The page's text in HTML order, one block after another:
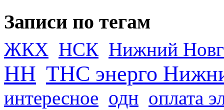
Записи по тегам
ЖКХ НСК Нижний
НН ТНС энерго
интересное одн оплата